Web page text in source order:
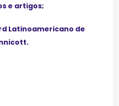
e artigos;
Latinoamericano de